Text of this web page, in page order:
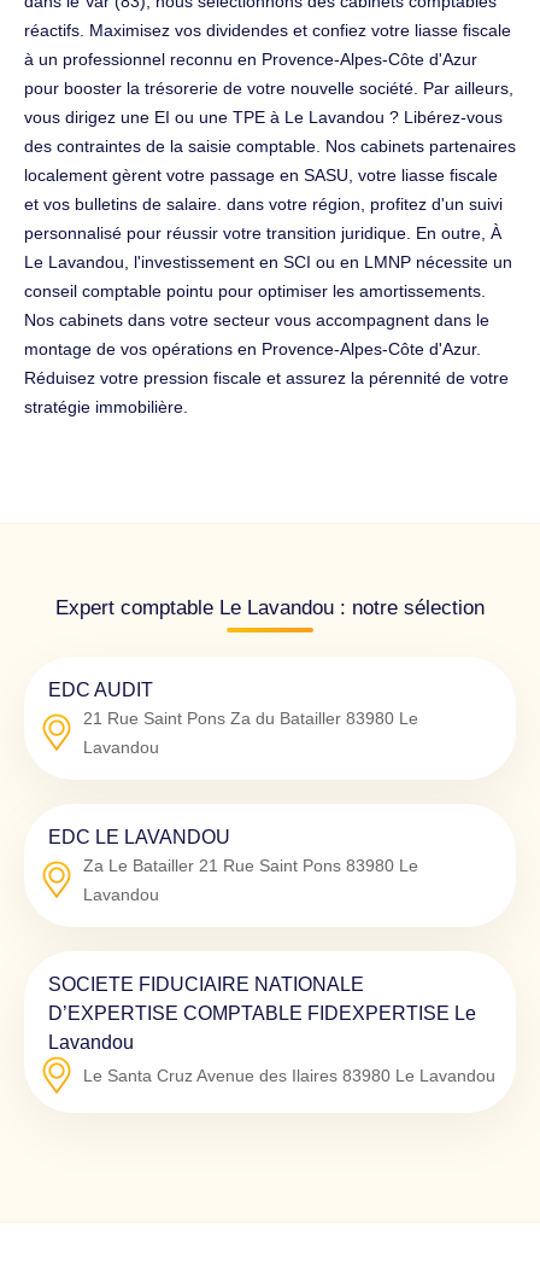
réactifs. Maximisez vos dividendes et confiez votre liasse fiscale
à un professionnel reconnu en Provence-Alpes-Côte d'Azur
pour booster la trésorerie de votre nouvelle société. Par ailleurs,
vous dirigez une EI ou une TPE à Le Lavandou ? Libérez-vous
des contraintes de la saisie comptable. Nos cabinets partenaires
localement gèrent votre passage en SASU, votre liasse fiscale
et vos bulletins de salaire. dans votre région, profitez d'un suivi
personnalisé pour réussir votre transition juridique. En outre, À
Le Lavandou, l'investissement en SCI ou en LMNP nécessite un
conseil comptable pointu pour optimiser les amortissements.
Nos cabinets dans votre secteur vous accompagnent dans le
montage de vos opérations en Provence-Alpes-Côte d'Azur.
Réduisez votre pression fiscale et assurez la pérennité de votre
stratégie immobilière.
Expert comptable Le Lavandou : notre sélection
EDC AUDIT
21 Rue Saint Pons Za du Batailler 83980 Le
Lavandou
EDC LE LAVANDOU
Za Le Batailler 21 Rue Saint Pons 83980 Le
Lavandou
SOCIETE FIDUCIAIRE NATIONALE
D’EXPERTISE COMPTABLE FIDEXPERTISE Le
Lavandou
Le Santa Cruz Avenue des Ilaires 83980 Le Lavandou